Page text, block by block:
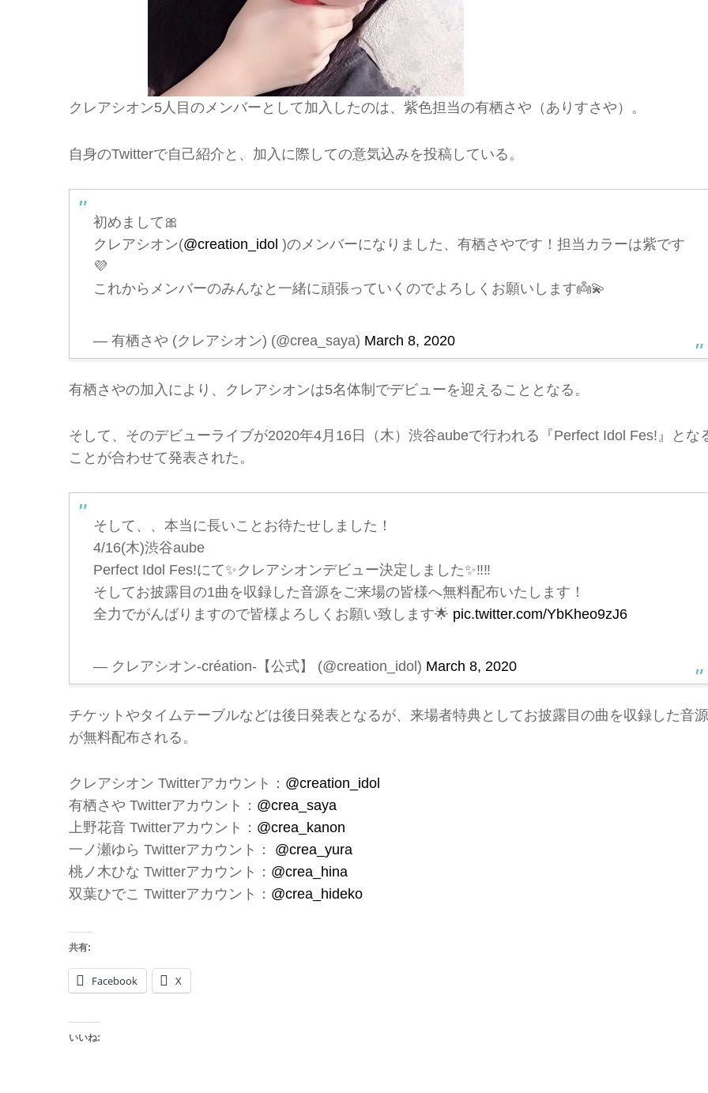
クレアシオン5人目のメンバーとして加入したのは、紫色担当の有栖さや（ありすさや）。
自身のTwitterで自己紹介と、加入に際しての意気込みを投稿している。
初めまして🎀
クレアシオン(@creation_idol )のメンバーになりました、有栖さやです！担当カラーは紫です
💜
これからメンバーのみんなと一緒に頑張っていくのでよろしくお願いします👼💫
— 有栖さや (クレアシオン) (@crea_saya) March 8, 2020
有栖さやの加入により、クレアシオンは5名体制でデビューを迎えることとなる。
そして、そのデビューライブが2020年4月16日（木）渋谷aubeで行われる『Perfect Idol Fes!』とな
ことが合わせて発表された。
そして、、本当に長いことお待たせしました！
4/16(木)渋谷aube
Perfect Idol Fes!にて✨クレアシオンデビュー決定しました✨‼️‼️
そしてお披露目の1曲を収録した音源をご来場の皆様へ無料配布いたします！
全力でがんばりますので皆様よろしくお願い致します🌟 pic.twitter.com/YbKheo9zJ6
— クレアシオン-création-【公式】 (@creation_idol) March 8, 2020
チケットやタイムテーブルなどは後日発表となるが、来場者特典としてお披露目の曲を収録した音源
が無料配布される。
クレアシオン Twitterアカウント： @creation_idol
有栖さや Twitterアカウント： @crea_saya
上野花音 Twitterアカウント： @crea_kanon
一ノ瀬ゆら Twitterアカウント： @crea_yura
桃ノ木ひな Twitterアカウント： @crea_hina
双葉ひでこ Twitterアカウント： @crea_hideko
共有:
Facebook X
いいね: